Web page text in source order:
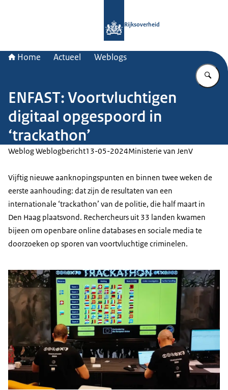
Rijksoverheid
Home Actueel Weblogs
ENFAST: Voortvluchtigen
digitaal opgespoord in
‘trackathon’
Weblog Weblogbericht13-05-2024Ministerie van JenV
Vijftig nieuwe aanknopingspunten en binnen twee weken de
eerste aanhouding: dat zijn de resultaten van een
internationale ‘trackathon’ van de politie, die half maart in
Den Haag plaatsvond. Rechercheurs uit 33 landen kwamen
bijeen om openbare online databases en sociale media te
doorzoeken op sporen van voortvluchtige criminelen.